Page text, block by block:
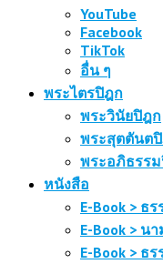
YouTube
Facebook
TikTok
อื่น ๆ
พระไตรปิฎก
พระวินัยปิฎก
พระสุตตันต
พระอภิธรร
หนังสือ
E-Book > ธ
E-Book > น
E-Book > ธ